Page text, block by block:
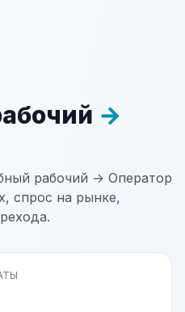
→
рабочий → Оператор
спрос на рынке,